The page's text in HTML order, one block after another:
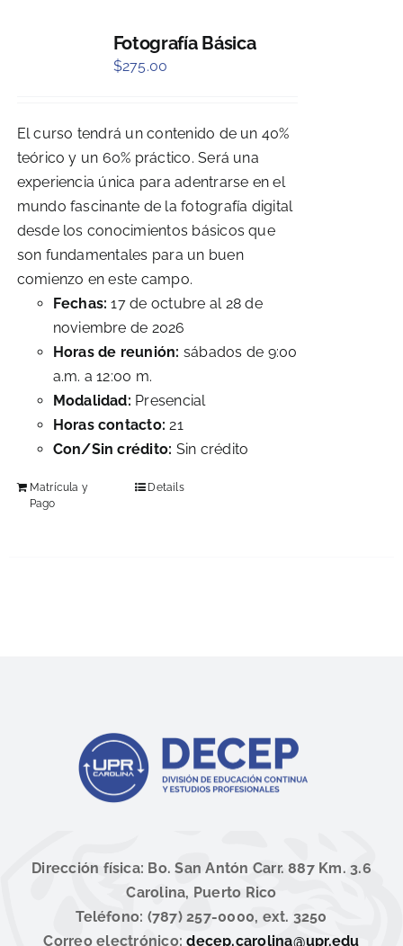
Fotografía Básica
$275.00
El curso tendrá un contenido de un 40%
teórico y un 60% práctico. Será una
experiencia única para adentrarse en el
mundo fascinante de la fotografía digital
desde los conocimientos básicos que
son fundamentales para un buen
comienzo en este campo.
Fechas: 17 de octubre al 28 de
noviembre de 2026
Horas de reunión: sábados de 9:00
a.m. a 12:00 m.
Modalidad: Presencial
Horas contacto: 21
Con/Sin crédito: Sin crédito
Matrícula y
Pago
Details
Dirección física: Bo. San Antón Carr. 887 Km. 3.6
Carolina, Puerto Rico
Teléfono: (787) 257-0000, ext. 3250
Correo electrónico:decep.carolina@upr.edu